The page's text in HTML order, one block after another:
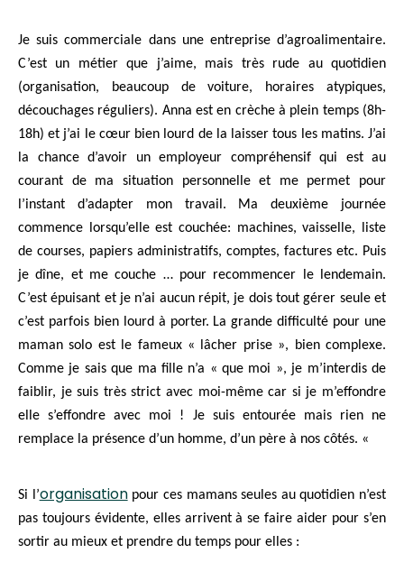
Je suis commerciale dans une entreprise d’agroalimentaire.
C’est un métier que j’aime, mais très rude au quotidien
(organisation, beaucoup de voiture, horaires atypiques,
découchages réguliers). Anna est en crèche à plein temps (8h-
18h) et j’ai le cœur bien lourd de la laisser tous les matins. J’ai
la chance d’avoir un employeur compréhensif qui est au
courant de ma situation personnelle et me permet pour
l’instant d’adapter mon travail. Ma deuxième journée
commence lorsqu’elle est couchée: machines, vaisselle, liste
de courses, papiers administratifs, comptes, factures etc. Puis
je dîne, et me couche … pour recommencer le lendemain.
C’est épuisant et je n’ai aucun répit, je dois tout gérer seule et
c’est parfois bien lourd à porter. La grande difficulté pour une
maman solo est le fameux « lâcher prise », bien complexe.
Comme je sais que ma fille n’a « que moi », je m’interdis de
faiblir, je suis très strict avec moi-même car si je m’effondre
elle s’effondre avec moi ! Je suis entourée mais rien ne
remplace la présence d’un homme, d’un père à nos côtés. «
Si l’organisationpour ces mamans seules au quotidien n’est
pas toujours évidente, elles arrivent à se faire aider pour s’en
sortir au mieux et prendre du temps pour elles :